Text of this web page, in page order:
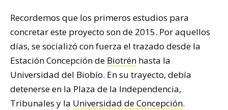
Recordemos que los primeros estudios para
concretar este proyecto son de 2015. Por aquellos
días, se socializó con fuerza el trazado desde la
Estación Concepción de Biotrén hasta la
Universidad del Biobío. En su trayecto, debía
detenerse en la Plaza de la Independencia,
Tribunales y la Universidad de Concepción.